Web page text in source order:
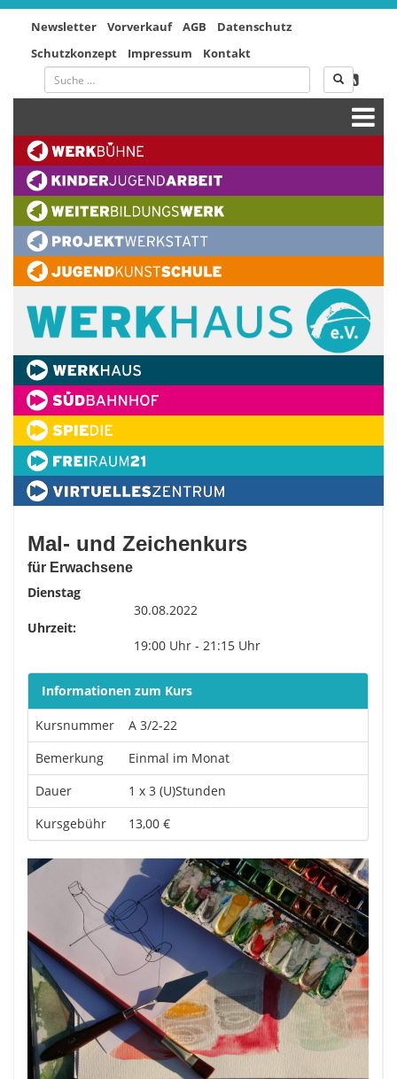
Newsletter Vorverkauf AGB
Datenschutz
Schutzkonzept
Impressum Kontakt
Mal- und Zeichenkurs
für Erwachsene
Dienstag
30.08.2022
Uhrzeit:
19:00 Uhr - 21:15 Uhr
Informationen zum Kurs
Kursnummer
A 3/2-22
Bemerkung
Einmal im Monat
Dauer
1 x 3 (U)Stunden
Kursgebühr
13,00 €